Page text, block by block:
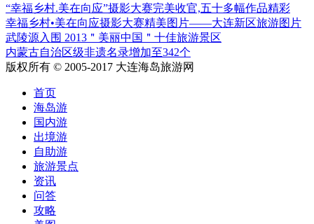
“幸福乡村.美在向应”摄影大赛完美收官,五十多幅作品精彩
幸福乡村•美在向应摄影大赛精美图片——大连新区旅游图片
武陵源入围 2013＂美丽中国＂十佳旅游景区
内蒙古自治区级非遗名录增加至342个
版权所有 © 2005-2017 大连海岛旅游网
首页
海岛游
国内游
出境游
自助游
旅游景点
资讯
问答
攻略